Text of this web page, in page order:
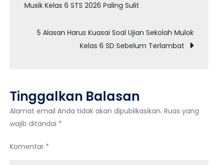
Sekolah
Online
Mustajab
pos
Musik Kelas 6 STS 2026 Paling Sulit
5 Alasan Harus Kuasai Soal Ujian Sekolah Mulok
Kelas 6 SD Sebelum Terlambat
Tinggalkan Balasan
Alamat email Anda tidak akan dipublikasikan. Ruas yang
wajib ditandai *
Komentar *